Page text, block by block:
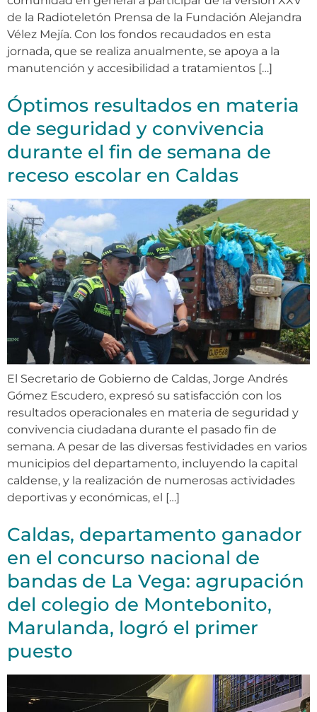
de la Radioteletón Prensa de la Fundación Alejandra
Vélez Mejía. Con los fondos recaudados en esta
jornada, que se realiza anualmente, se apoya a la
manutención y accesibilidad a tratamientos […]
Óptimos resultados en materia
de seguridad y convivencia
durante el fin de semana de
receso escolar en Caldas
El Secretario de Gobierno de Caldas, Jorge Andrés
Gómez Escudero, expresó su satisfacción con los
resultados operacionales en materia de seguridad y
convivencia ciudadana durante el pasado fin de
semana. A pesar de las diversas festividades en varios
municipios del departamento, incluyendo la capital
caldense, y la realización de numerosas actividades
deportivas y económicas, el […]
Caldas, departamento ganador
en el concurso nacional de
bandas de La Vega: agrupación
del colegio de Montebonito,
Marulanda, logró el primer
puesto